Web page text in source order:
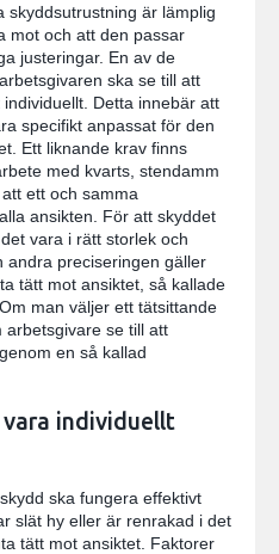
skyddsutrustning är lämplig
mot och att den passar
justeringar. En av de
ska se till att
Detta innebär att
specifikt anpassat för den
Ett liknande krav finns
med kvarts, stendamm
ett och samma
ansikten. För att skyddet
vara i rätt storlek och
andra preciseringen gäller
tätt mot ansiktet, så kallade
man väljer ett tätsittande
arbetsgivare se till att
en så kallad
individuellt
ska fungera effektivt
slät hy eller är renrakad i det
tätt mot ansiktet. Faktorer